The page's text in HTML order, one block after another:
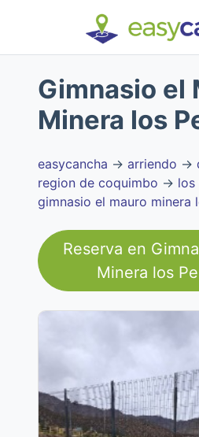
Gimnasio el
Minera los
easycancha → arriendo →
region de coquimbo → los
gimnasio el mauro minera
Reserva en
Minera los